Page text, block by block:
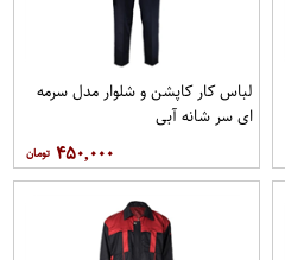
لباس کار کاپشن و شلوار مدل سرمه
ای سر شانه آبی
۴۵۰,۰۰۰